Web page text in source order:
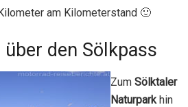
am Kilometerstand 🙂
den Sölkpass
Zum Sölktaler
Naturpark hin